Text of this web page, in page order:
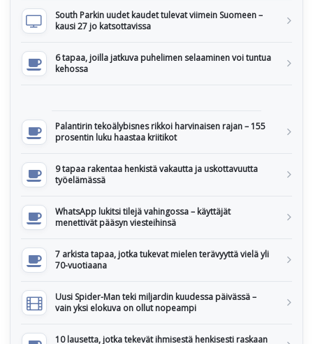
South Parkin uudet kaudet tulevat viimein Suomeen –
kausi 27 jo katsottavissa
6 tapaa, joilla jatkuva puhelimen selaaminen voi tuntua
kehossa
Palantirin tekoälybisnes rikkoi harvinaisen rajan – 155
prosentin luku haastaa kriitikot
9 tapaa rakentaa henkistä vakautta ja uskottavuutta
työelämässä
WhatsApp lukitsi tilejä vahingossa – käyttäjät
menettivät pääsyn viesteihinsä
7 arkista tapaa, jotka tukevat mielen terävyyttä vielä yli
70-vuotiaana
Uusi Spider-Man teki miljardin kuudessa päivässä –
vain yksi elokuva on ollut nopeampi
10 lausetta, jotka tekevät ihmisestä henkisesti raskaan